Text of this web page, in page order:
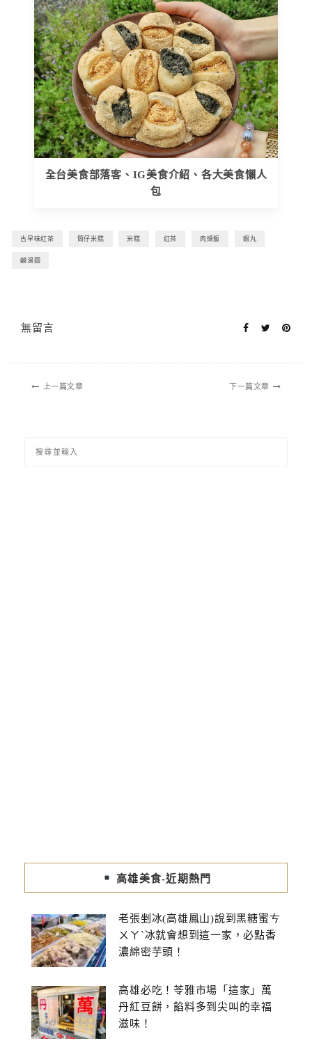
全台美食部落客、IG美食介紹、各大美食懶人
包
古早味紅茶 筒仔米糕 米糕 紅茶 肉燥飯 蝦丸
鹹湯圓
無留言
上一篇文章 下一篇文章
高雄美食-近期熱門
老張剉冰(高雄鳳山)說到黑糖蜜ㄘ
ㄨㄚˋ冰就會想到這一家，必點香
濃綿密芋頭！
高雄必吃！苓雅市場「這家」萬
丹紅豆餅，餡料多到尖叫的幸福
滋味！